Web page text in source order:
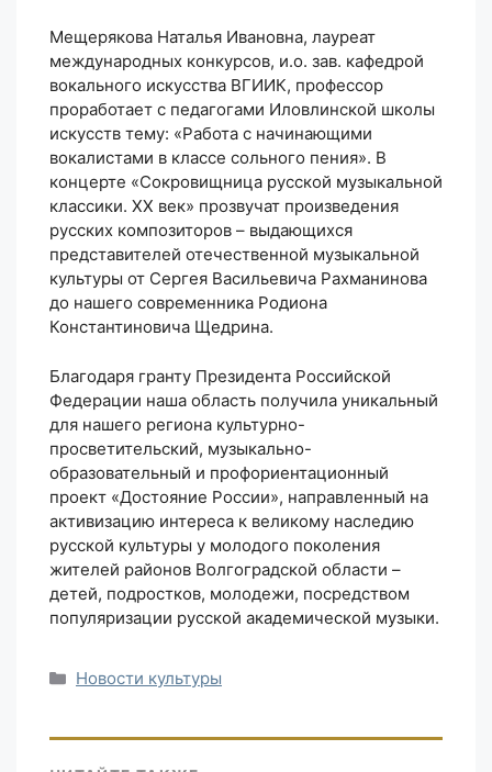
Мещерякова Наталья Ивановна, лауреат
международных конкурсов, и.о. зав. кафедрой
вокального искусства ВГИИК, профессор
проработает с педагогами Иловлинской школы
искусств тему: «Работа с начинающими
вокалистами в классе сольного пения». В
концерте «Сокровищница русской музыкальной
классики. XX век» прозвучат произведения
русских композиторов – выдающихся
представителей отечественной музыкальной
культуры от Сергея Васильевича Рахманинова
до нашего современника Родиона
Константиновича Щедрина.
Благодаря гранту Президента Российской
Федерации наша область получила уникальный
для нашего региона культурно-
просветительский, музыкально-
образовательный и профориентационный
проект «Достояние России», направленный на
активизацию интереса к великому наследию
русской культуры у молодого поколения
жителей районов Волгоградской области –
детей, подростков, молодежи, посредством
популяризации русской академической музыки.
Рубрики
Новости культуры